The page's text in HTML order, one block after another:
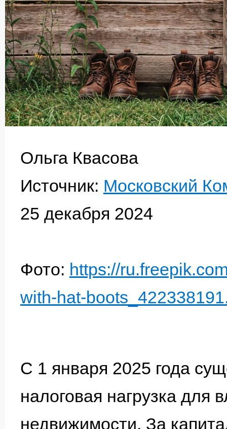
Ольга Квасова
Источник: Московский
25 декабря 2024
Фото: https://
with-hat-
С 1 января 2025 года
налоговая нагрузка для
недвижимости. За